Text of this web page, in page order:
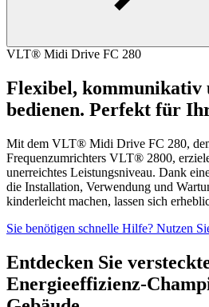
VLT® Midi Drive FC 280
Flexibel, kommunikativ
bedienen. Perfekt für
Mit dem VLT® Midi Drive FC 280,
Frequenzumrichters VLT® 2800,
unerreichtes Leistungsniveau. Dank
die Installation, Verwendung und
kinderleicht machen, lassen sich
Sie benötigen schnelle Hilfe? Nutzen
Entdecken Sie
Energieeffizienz-